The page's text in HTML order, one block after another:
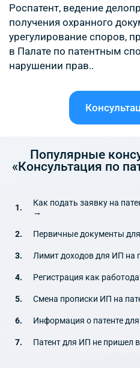
Роспатент, ведение
получения охранного
урегулирование споров,
в Палате по патентным
нарушении прав..
Популярные
«Консультация по
Как подать заявку на
→
Первичные документы
Лимит доходов для ИП на
Регистрация как
Смена прописки ИП на
Информация о патенте
Патент для ИП не пришел